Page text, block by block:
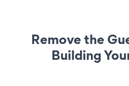
Remove the
Building